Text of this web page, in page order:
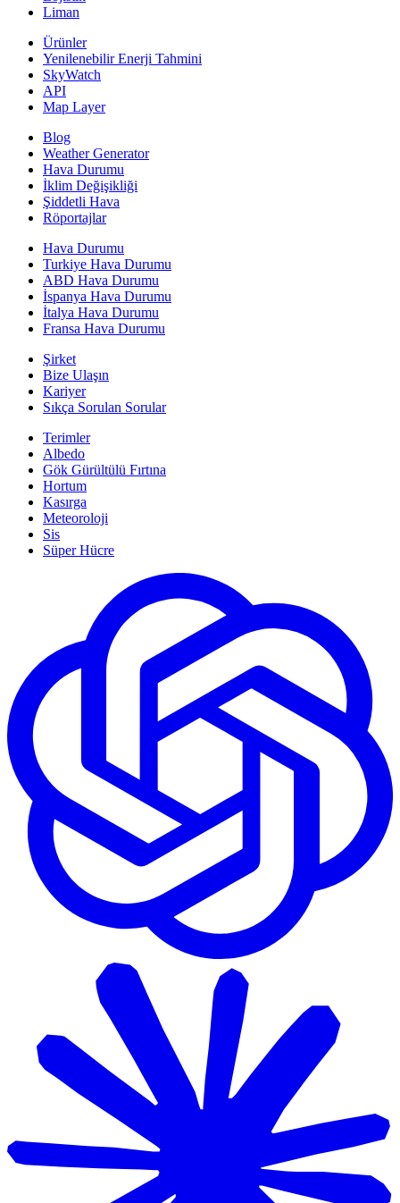
Liman
Ürünler
Yenilenebilir Enerji Tahmini
SkyWatch
API
Map Layer
Blog
Weather Generator
Hava Durumu
İklim Değişikliği
Şiddetli Hava
Röportajlar
Hava Durumu
Turkiye Hava Durumu
ABD Hava Durumu
İspanya Hava Durumu
İtalya Hava Durumu
Fransa Hava Durumu
Şirket
Bize Ulaşın
Kariyer
Sıkça Sorulan Sorular
Terimler
Albedo
Gök Gürültülü Fırtına
Hortum
Kasırga
Meteoroloji
Sis
Süper Hücre